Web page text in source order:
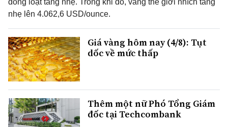
nhẹ lên 4.062,6 USD/ounce.
Giá vàng hôm nay (4/8): Tụt
dốc về mức thấp
Thêm một nữ Phó Tổng Giám
đốc tại Techcombank